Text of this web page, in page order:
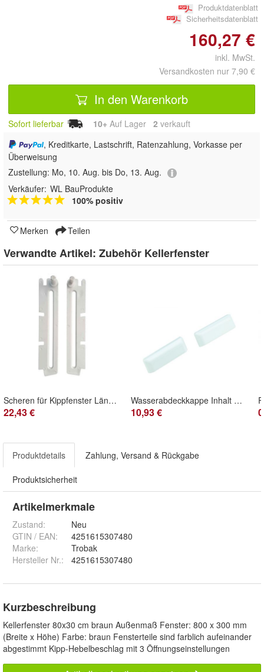
Produktdatenblatt
Sicherheitsdatenblatt
160,27 €
inkl. MwSt.
Versandkosten nur 7,90 €
In den Warenkorb
Sofort lieferbar 10+ Auf Lager 2 verkauft
, Kreditkarte, Lastschrift, Ratenzahlung, Vorkasse per
Überweisung
Zustellung: Mo, 10. Aug. bis Do, 13. Aug.
Verkäufer: WL BauProdukte
100% positiv
Merken Teilen
Verwandte Artikel: Zubehör Kellerfenster
Scheren für Kippfenster Länge ca. 15 cm, 1 Paar
22,43 €
Wasserabdeckkappe Inhalt 1 Paar
10,93 €
Produktdetails Zahlung, Versand & Rückgabe
Produktsicherheit
Artikelmerkmale
Zustand:
Neu
GTIN / EAN:
4251615307480
Marke:
Trobak
Hersteller Nr.:
4251615307480
Kurzbeschreibung
Kellerfenster 80x30 cm braun Außenmaß Fenster: 800 x 300 mm
(Breite x Höhe) Farbe: braun Fensterteile sind farblich aufeinander
abgestimmt Kipp-Hebelbeschlag mit 3 Öffnungseinstellungen